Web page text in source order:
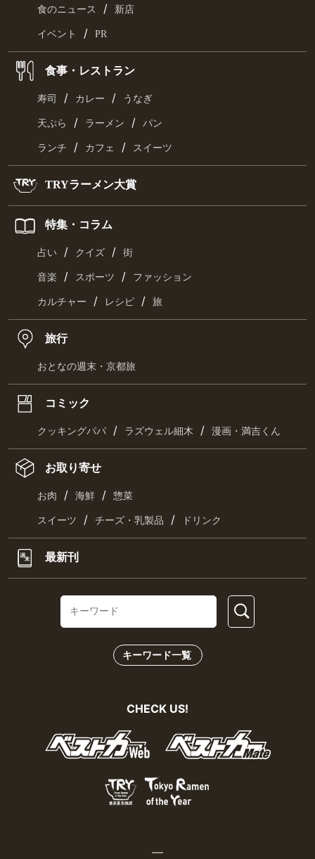
食のニュース / 新店
イベント / PR
食事・レストラン
寿司 / カレー / うなぎ
天ぷら / ラーメン / パン
ランチ / カフェ / スイーツ
TRYラーメン大賞
特集・コラム
占い / クイズ / 街
音楽 / スポーツ / ファッション
カルチャー / レシピ / 旅
旅行
おとなの週末・京都旅
コミック
クッキングパパ / ラズウェル細木 / 漫画・満吉くん
お取り寄せ
お肉 / 海鮮 / 惣菜
スイーツ / チーズ・乳製品 / ドリンク
最新刊
キーワード一覧
CHECK US!